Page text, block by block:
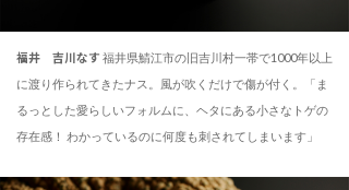
福井 吉川なす 福井県鯖江市の旧吉川村一帯で1000年以上
に渡り作られてきたナス。風が吹くだけで傷が付く。「ま
るっとした愛らしいフォルムに、ヘタにある小さなトゲの
存在感！ わかっているのに何度も刺されてしまいます」